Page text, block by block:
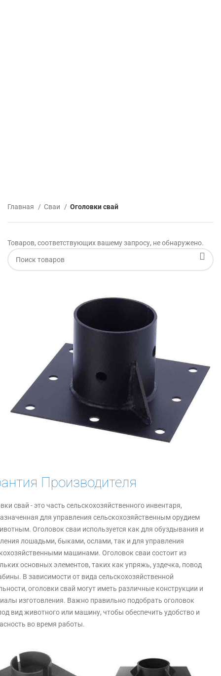
Главная Сваи Оголовки свай
Товаров, соответствующих вашему запросу, не обнаружено.
Производителя
свай - это часть сельскохозяйственного инвентаря,
для управления сельскохозяйственным орудием
Оголовок сваи используется как для обуздывания и
лошадьми, быками, ослами, так и для управления
машинами. Оголовок сваи состоит из
основных элементов, таких как упряжь, уздечка, повод
В зависимости от вида сельскохозяйственной
оголовки свай могут иметь различные конструкции и
изготовления. Важно правильно подобрать оголовок
вид животного или машину, чтобы обеспечить удобство и
во время работы.